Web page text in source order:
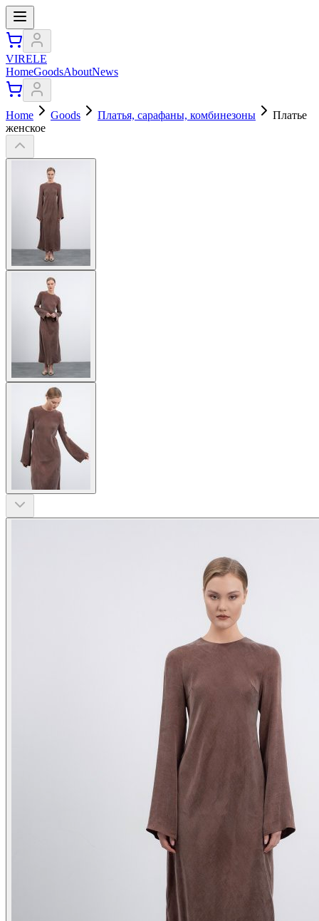
VIRELE
HomeGoodsAboutNews
Home Goods Платья, сарафаны, комбинезоны
Платье
женское